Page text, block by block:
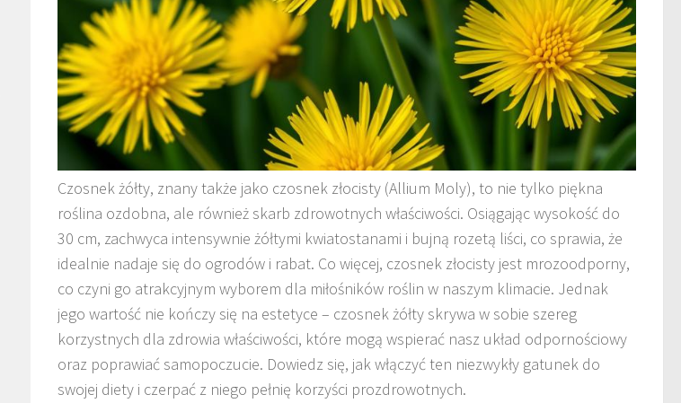
Czosnek żółty, znany także jako czosnek złocisty (Allium Moly), to nie tylko piękna
roślina ozdobna, ale również skarb zdrowotnych właściwości. Osiągając wysokość do
30 cm, zachwyca intensywnie żółtymi kwiatostanami i bujną rozetą liści, co sprawia, że
idealnie nadaje się do ogrodów i rabat. Co więcej, czosnek złocisty jest mrozoodporny,
co czyni go atrakcyjnym wyborem dla miłośników roślin w naszym klimacie. Jednak
jego wartość nie kończy się na estetyce – czosnek żółty skrywa w sobie szereg
korzystnych dla zdrowia właściwości, które mogą wspierać nasz układ odpornościowy
oraz poprawiać samopoczucie. Dowiedz się, jak włączyć ten niezwykły gatunek do
swojej diety i czerpać z niego pełnię korzyści prozdrowotnych.